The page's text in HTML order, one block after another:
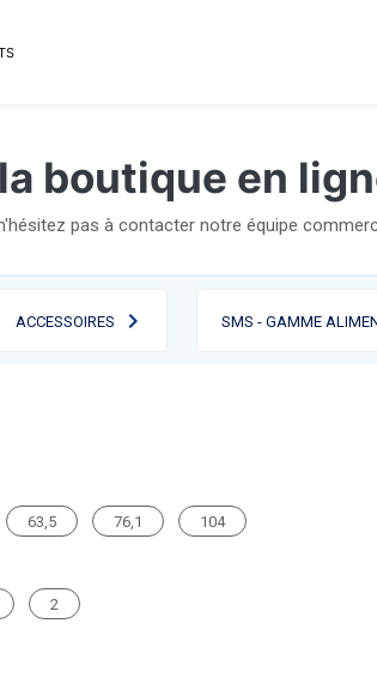
boutique en
pas à contacter notre équipe
ACCESSOIRES SMS - GAMME
63,5 76,1 104
2